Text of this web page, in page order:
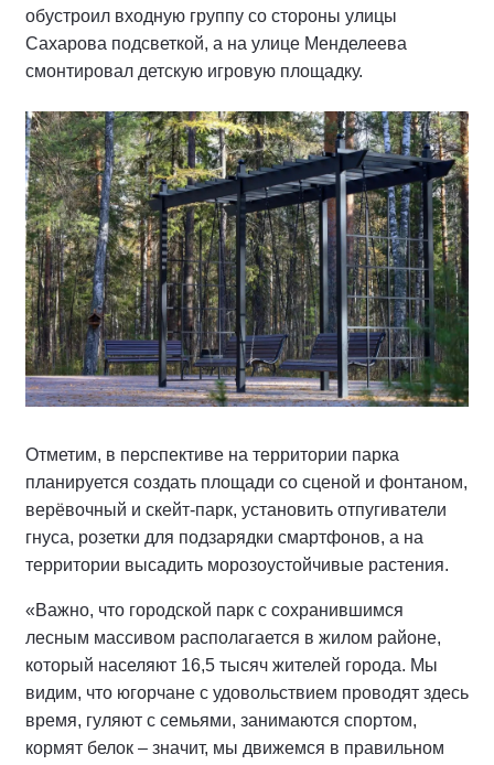
обустроил входную группу со стороны улицы
Сахарова подсветкой, а на улице Менделеева
смонтировал детскую игровую площадку.
Отметим, в перспективе на территории парка
планируется создать площади со сценой и фонтаном,
верёвочный и скейт-парк, установить отпугиватели
гнуса, розетки для подзарядки смартфонов, а на
территории высадить морозоустойчивые растения.
«Важно, что городской парк с сохранившимся
лесным массивом располагается в жилом районе,
который населяют 16,5 тысяч жителей города. Мы
видим, что югорчане с удовольствием проводят здесь
время, гуляют с семьями, занимаются спортом,
кормят белок – значит, мы движемся в правильном